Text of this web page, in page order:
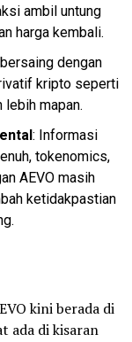
ambil untung
harga kembali.
dengan
kripto seperti
lebih mapan.
: Informasi
tokenomics,
AEVO masih
ketidakpastian
kini berada di
ada di kisaran